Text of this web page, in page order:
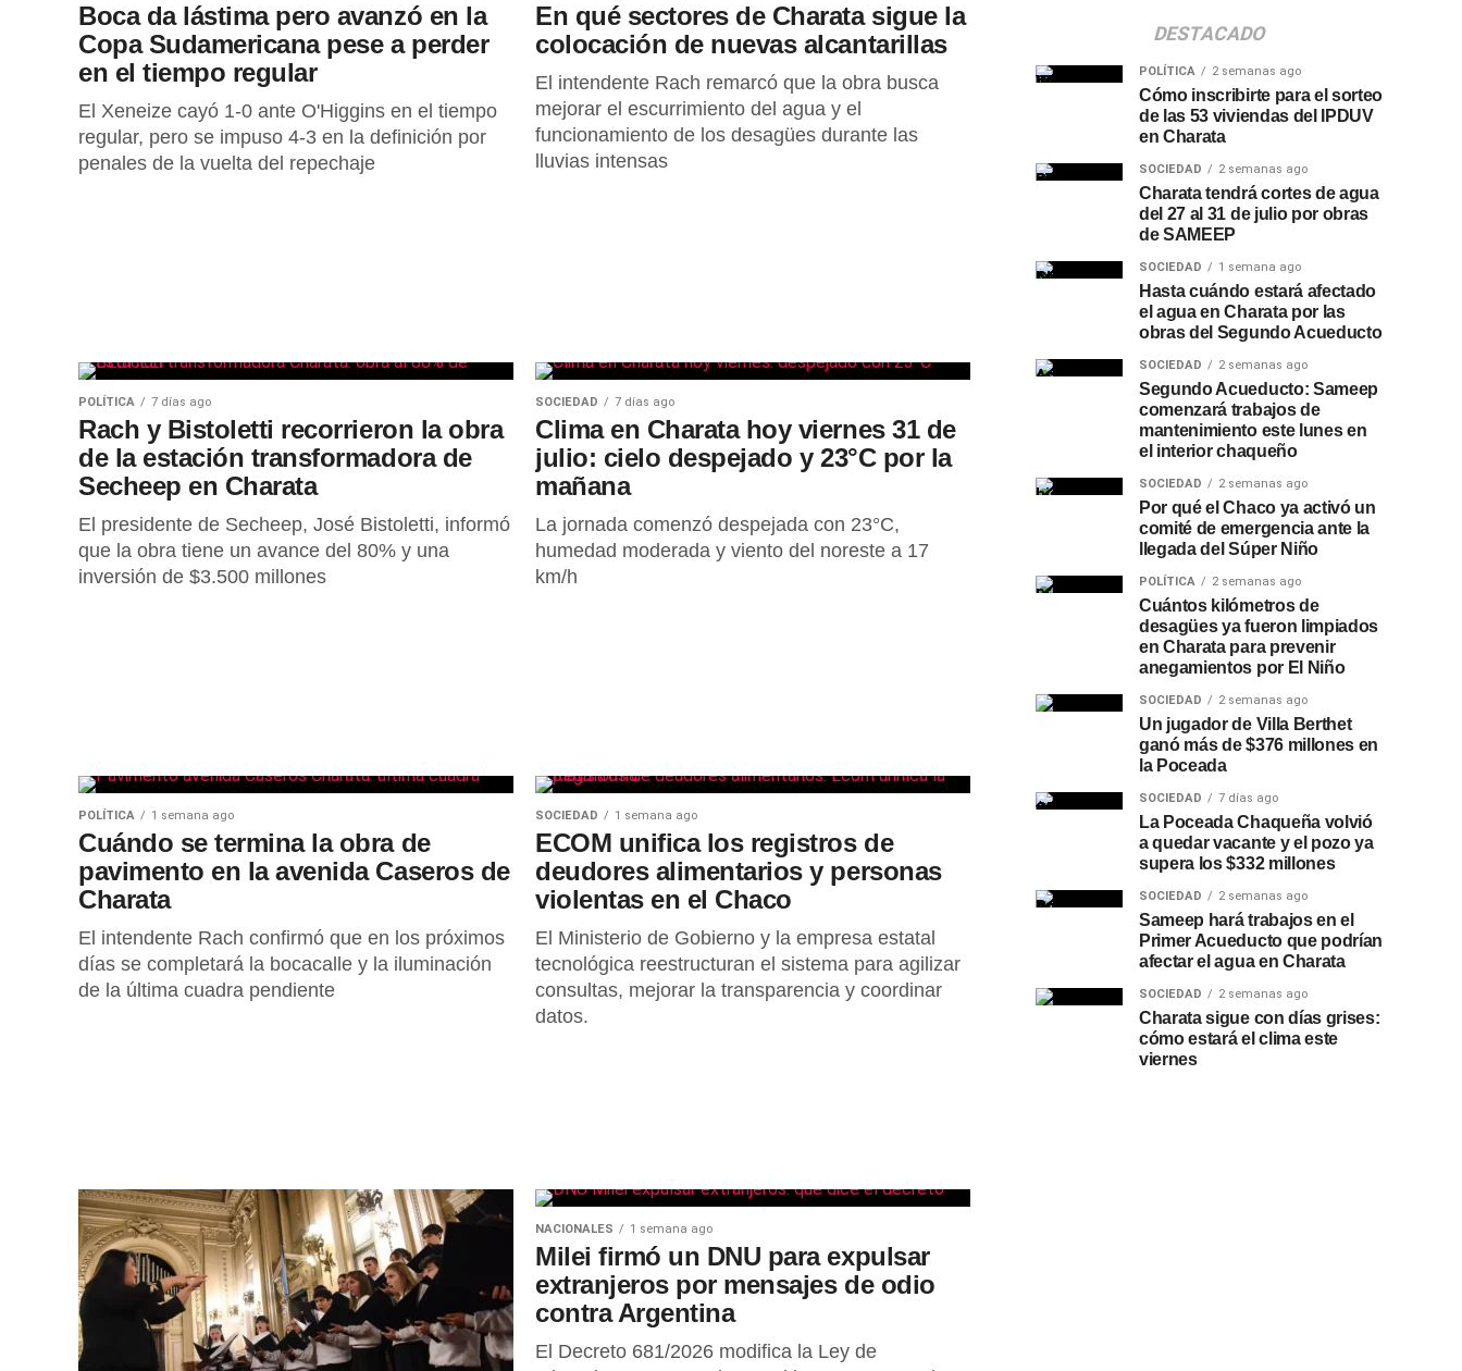
Boca da lástima pero avanzó en la
Copa Sudamericana pese a perder
en el tiempo regular
El Xeneize cayó 1-0 ante O'Higgins en el tiempo
regular, pero se impuso 4-3 en la definición por
penales de la vuelta del repechaje
En qué sectores de Charata sigue la
colocación de nuevas alcantarillas
El intendente Rach remarcó que la obra busca
mejorar el escurrimiento del agua y el
funcionamiento de los desagües durante las
lluvias intensas
POLÍTICA 7 días ago
Rach y Bistoletti recorrieron la obra
de la estación transformadora de
Secheep en Charata
El presidente de Secheep, José Bistoletti, informó
que la obra tiene un avance del 80% y una
inversión de $3.500 millones
SOCIEDAD 7 días ago
Clima en Charata hoy viernes 31 de
julio: cielo despejado y 23°C por la
mañana
La jornada comenzó despejada con 23°C,
humedad moderada y viento del noreste a 17
km/h
POLÍTICA 1 semana ago
Cuándo se termina la obra de
pavimento en la avenida Caseros de
Charata
El intendente Rach confirmó que en los próximos
días se completará la bocacalle y la iluminación
de la última cuadra pendiente
SOCIEDAD 1 semana ago
ECOM unifica los registros de
deudores alimentarios y personas
violentas en el Chaco
El Ministerio de Gobierno y la empresa estatal
tecnológica reestructuran el sistema para agilizar
consultas, mejorar la transparencia y coordinar
datos.
NACIONALES 1 semana ago
Milei firmó un DNU para expulsar
extranjeros por mensajes de odio
contra Argentina
El Decreto 681/2026 modifica la Ley de
DESTACADO
POLÍTICA 2 semanas ago
Cómo inscribirte para el sorteo
de las 53 viviendas del IPDUV
en Charata
SOCIEDAD 2 semanas ago
Charata tendrá cortes de agua
del 27 al 31 de julio por obras
de SAMEEP
SOCIEDAD 1 semana ago
Hasta cuándo estará afectado
el agua en Charata por las
obras del Segundo Acueducto
SOCIEDAD 2 semanas ago
Segundo Acueducto: Sameep
comenzará trabajos de
mantenimiento este lunes en
el interior chaqueño
SOCIEDAD 2 semanas ago
Por qué el Chaco ya activó un
comité de emergencia ante la
llegada del Súper Niño
POLÍTICA 2 semanas ago
Cuántos kilómetros de
desagües ya fueron limpiados
en Charata para prevenir
anegamientos por El Niño
SOCIEDAD 2 semanas ago
Un jugador de Villa Berthet
ganó más de $376 millones en
la Poceada
SOCIEDAD 7 días ago
La Poceada Chaqueña volvió
a quedar vacante y el pozo ya
supera los $332 millones
SOCIEDAD 2 semanas ago
Sameep hará trabajos en el
Primer Acueducto que podrían
afectar el agua en Charata
SOCIEDAD 2 semanas ago
Charata sigue con días grises:
cómo estará el clima este
viernes